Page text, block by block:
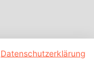
Datenschutzerklärung